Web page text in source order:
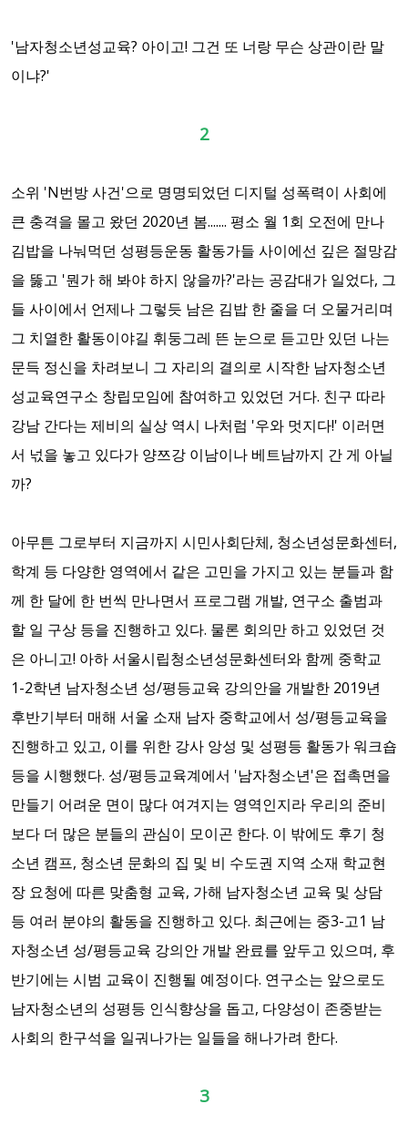
'남자청소년성교육? 아이고! 그건 또 너랑 무슨 상관이란 말
이냐?'
2
소위 'N번방 사건'으로 명명되었던 디지털 성폭력이 사회에
큰 충격을 몰고 왔던 2020년 봄....... 평소 월 1회 오전에 만나
김밥을 나눠먹던 성평등운동 활동가들 사이에선 깊은 절망감
을 뚫고 '뭔가 해 봐야 하지 않을까?'라는 공감대가 일었다, 그
들 사이에서 언제나 그렇듯 남은 김밥 한 줄을 더 오물거리며
그 치열한 활동이야길 휘둥그레 뜬 눈으로 듣고만 있던 나는
문득 정신을 차려보니 그 자리의 결의로 시작한 남자청소년
성교육연구소 창립모임에 참여하고 있었던 거다. 친구 따라
강남 간다는 제비의 실상 역시 나처럼 '우와 멋지다!' 이러면
서 넋을 놓고 있다가 양쯔강 이남이나 베트남까지 간 게 아닐
까?
아무튼 그로부터 지금까지 시민사회단체, 청소년성문화센터,
학계 등 다양한 영역에서 같은 고민을 가지고 있는 분들과 함
께 한 달에 한 번씩 만나면서 프로그램 개발, 연구소 출범과
할 일 구상 등을 진행하고 있다. 물론 회의만 하고 있었던 것
은 아니고! 아하 서울시립청소년성문화센터와 함께 중학교
1-2학년 남자청소년 성/평등교육 강의안을 개발한 2019년
후반기부터 매해 서울 소재 남자 중학교에서 성/평등교육을
진행하고 있고, 이를 위한 강사 앙성 및 성평등 활동가 워크숍
등을 시행했다. 성/평등교육계에서 '남자청소년'은 접촉면을
만들기 어려운 면이 많다 여겨지는 영역인지라 우리의 준비
보다 더 많은 분들의 관심이 모이곤 한다. 이 밖에도 후기 청
소년 캠프, 청소년 문화의 집 및 비 수도권 지역 소재 학교현
장 요청에 따른 맞춤형 교육, 가해 남자청소년 교육 및 상담
등 여러 분야의 활동을 진행하고 있다. 최근에는 중3-고1 남
자청소년 성/평등교육 강의안 개발 완료를 앞두고 있으며, 후
반기에는 시범 교육이 진행될 예정이다. 연구소는 앞으로도
남자청소년의 성평등 인식향상을 돕고, 다양성이 존중받는
사회의 한구석을 일궈나가는 일들을 해나가려 한다.
3